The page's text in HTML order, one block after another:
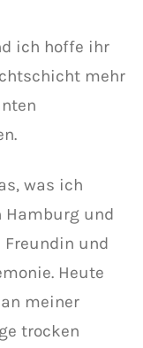
ich hoffe ihr
mehr
was ich
Hamburg und
und
Heute
meiner
trocken